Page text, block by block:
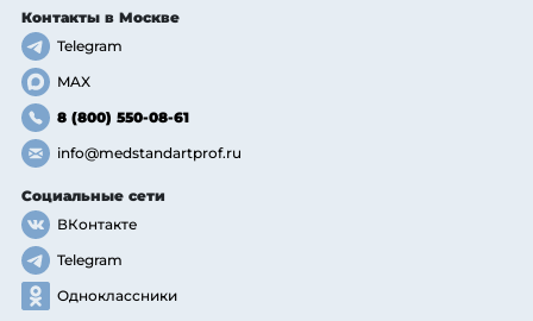
Контакты в Москве
Telegram
MAX
8 (800) 550-08-61
info@medstandartprof.ru
Социальные сети
ВКонтакте
Telegram
Одноклассники